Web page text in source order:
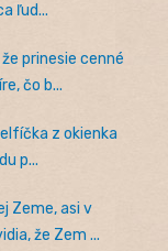
ľud...
prinesie cenné
čo b...
z okienka
p...
Zeme, asi v
že Zem ...